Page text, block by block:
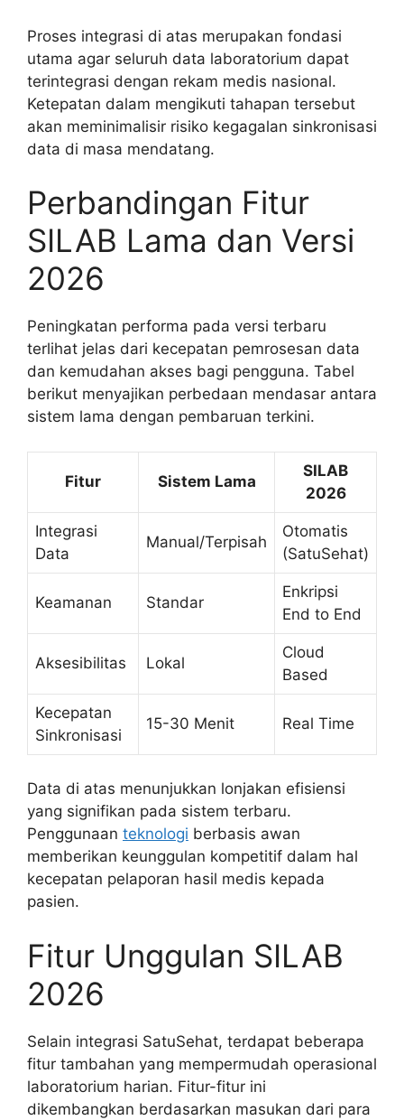
Proses integrasi di atas merupakan fondasi
utama agar seluruh data laboratorium dapat
terintegrasi dengan rekam medis nasional.
Ketepatan dalam mengikuti tahapan tersebut
akan meminimalisir risiko kegagalan sinkronisasi
data di masa mendatang.
Perbandingan Fitur
SILAB Lama dan Versi
2026
Peningkatan performa pada versi terbaru
terlihat jelas dari kecepatan pemrosesan data
dan kemudahan akses bagi pengguna. Tabel
berikut menyajikan perbedaan mendasar antara
sistem lama dengan pembaruan terkini.
Fitur Sistem Lama
SILAB
2026
Integrasi
Data
Manual/Terpisah
Otomatis
(SatuSehat)
Keamanan Standar
Enkripsi
End to End
Aksesibilitas Lokal
Cloud
Based
Kecepatan
Sinkronisasi
15-30 Menit Real Time
Data di atas menunjukkan lonjakan efisiensi
yang signifikan pada sistem terbaru.
Penggunaan teknologi berbasis awan
memberikan keunggulan kompetitif dalam hal
kecepatan pelaporan hasil medis kepada
pasien.
Fitur Unggulan SILAB
2026
Selain integrasi SatuSehat, terdapat beberapa
fitur tambahan yang mempermudah operasional
laboratorium harian. Fitur-fitur ini
dikembangkan berdasarkan masukan dari para